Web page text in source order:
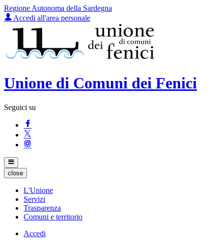
Regione Autonoma della Sardegna
Accedi all'area personale
Unione di Comuni dei Fenici
Seguici su
close
L'Unione
Servizi
Trasparenza
Comuni e territorio
Accedi